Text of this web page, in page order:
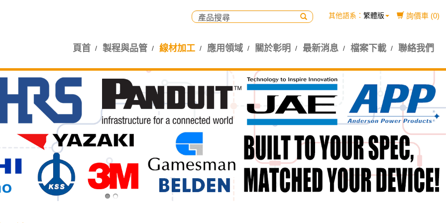
詢價車 (0)
其他語系： 繁體版
頁首 製程與品管 線材加工 應用領域 關於彰明 最新消息 檔案下載 聯絡我們